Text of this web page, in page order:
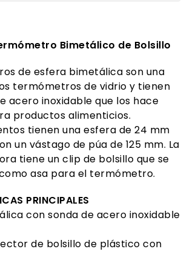
Bimetálico de Bolsillo
de esfera bimetálica son una
termómetros de vidrio y tienen
acero inoxidable que los hace
productos alimenticios.
tienen una esfera de 24 mm
un vástago de púa de 125 mm. La
tiene un clip de bolsillo que se
asa para el termómetro.
PRINCIPALES
con sonda de acero inoxidable
de bolsillo de plástico con